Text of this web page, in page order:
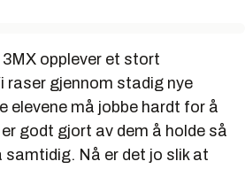
opplever et stort
raser gjennom stadig nye
elevene må jobbe hardt for å
godt gjort av dem å holde så
samtidig. Nå er det jo slik at